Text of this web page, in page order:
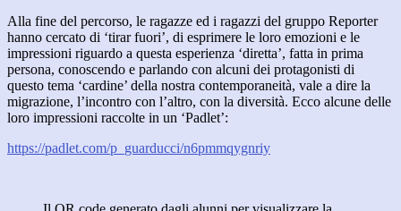
Alla fine del percorso, le ragazze ed i ragazzi del gruppo Reporter
hanno cercato di ‘tirar fuori’, di esprimere le loro emozioni e le
impressioni riguardo a questa esperienza ‘diretta’, fatta in prima
persona, conoscendo e parlando con alcuni dei protagonisti di
questo tema ‘cardine’ della nostra contemporaneità, vale a dire la
migrazione, l’incontro con l’altro, con la diversità. Ecco alcune delle
loro impressioni raccolte in un ‘Padlet’:
https://padlet.com/p_guarducci/n6pmmqygnriy